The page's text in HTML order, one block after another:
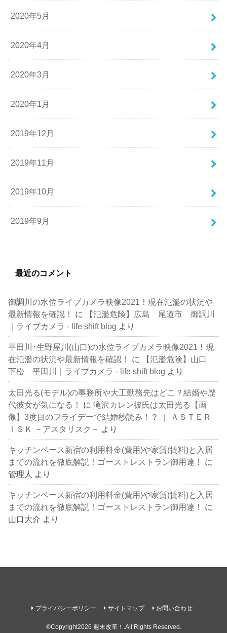
2020年5月
2020年4月
2020年3月
2020年1月
2019年12月
2019年11月
2019年10月
2019年9月
最近のコメント
御調川の水位ライブカメラ映像2021！現在氾濫の状況や
最新情報を確認！
に
【氾濫危険】広島 尾道市 御調川
｜ライブカメラ - life shift blog より
平田川･生野屋川(山口)の水位ライブカメラ映像2021！現
在氾濫の状況や最新情報を確認！
に
【氾濫危険】山口
下松 平田川｜ライブカメラ - life shift blog より
太田光る(モデル)の事務所や大工勤務先はどこ？結婚や歴
代彼女が気になる！
に滝沢カレン彼氏は太田光る【画
像】3度目のフライデーで結婚秒読み！？ ｜ ＡＳＴＥＲ
ＩＳＫ －アスタリスク－
より
キッチンベース新宿の利用料金(費用)や家賃(賃料)と入居
までの流れを徹底解説！ゴーストレストラン御用達！
に
管理人 より
キッチンベース新宿の利用料金(費用)や家賃(賃料)と入居
までの流れを徹底解説！ゴーストレストラン御用達！
に
山口大介 より
プライバシーポリシー サイトマップ お問い合わせ
©Copyright2026 週末改革！ .All Rights Reserved.